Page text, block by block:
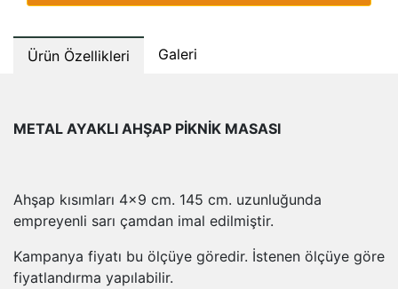
Ürün Özellikleri Galeri
METAL AYAKLI AHŞAP PİKNİK MASASI
Ahşap kısımları 4x9 cm. 145 cm. uzunluğunda
empreyenli sarı çamdan imal edilmiştir.
Kampanya fiyatı bu ölçüye göredir. İstenen ölçüye göre
fiyatlandırma yapılabilir.